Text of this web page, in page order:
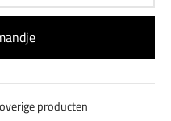
overige producten